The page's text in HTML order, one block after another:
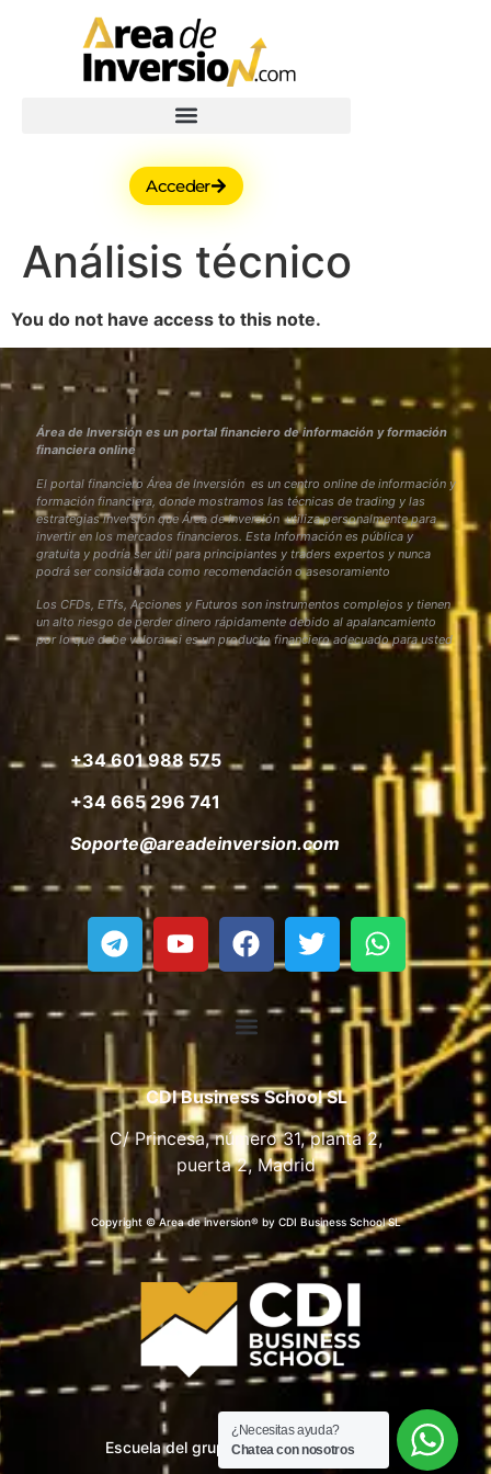
Acceder
Análisis técnico
You do not have access to this note.
Área de Inversión es un portal financiero de información y formación
financiera online
El portal financiero Área de Inversión es un centro online de información y
formación financiera, donde mostramos las técnicas de trading y las
estrategias inversión que Área de Inversión utiliza personalmente para
invertir en los mercados financieros. Esta Información es pública y
gratuita y podría ser útil para principiantes y traders expertos y nunca
podrá ser considerada como recomendación o asesoramiento
Los CFDs, ETfs, Acciones y Futuros son instrumentos complejos y tienen
un alto riesgo de perder dinero rápidamente debido al apalancamiento
por lo que debe valorar si es un producto financiero adecuado para usted
+34 601 988 575
+34 665 296 741
Soporte@areadeinversion.com
CDI Business School SL
C/ Princesa, número 31, planta 2,
puerta 2, Madrid
Copyright © Area de inversion® by CDI Business School SL
Escuela del grupo CDI Business School
¿Necesitas ayuda?
Chatea con nosotros